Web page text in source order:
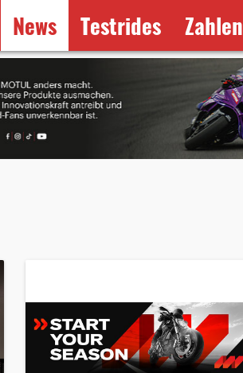
News Testrides Zahlen